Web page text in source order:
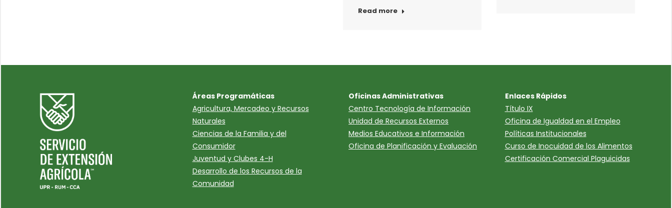
Read more
Áreas Programáticas
Agricultura, Mercadeo y Recursos
Naturales
Ciencias de la Familia y del
Consumidor
Juventud y Clubes 4-H
Desarrollo de los Recursos de la
Comunidad
Oficinas Administrativas
Centro Tecnología de Información
Unidad de Recursos Externos
Medios Educativos e Información
Oficina de Planificación y Evaluación
Enlaces Rápidos
Título IX
Oficina de Igualdad en el Empleo
Políticas Institucionales
Curso de Inocuidad de los Alimentos
Certificación Comercial Plaguicidas